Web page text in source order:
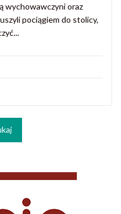
wychowawczyni oraz
pociągiem do stolicy,